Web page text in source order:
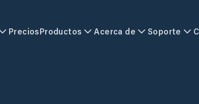
PreciosProductos Acerca de Soporte